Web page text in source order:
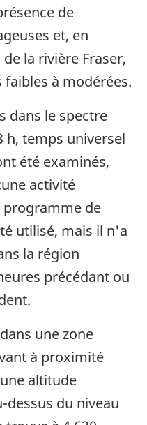
de
et, en
la rivière Fraser,
à modérées.
dans le spectre
h, temps universel
été examinés,
activité
programme de
utilisé, mais il n'a
la région
précédant ou
une zone
à proximité
altitude
dessus du niveau